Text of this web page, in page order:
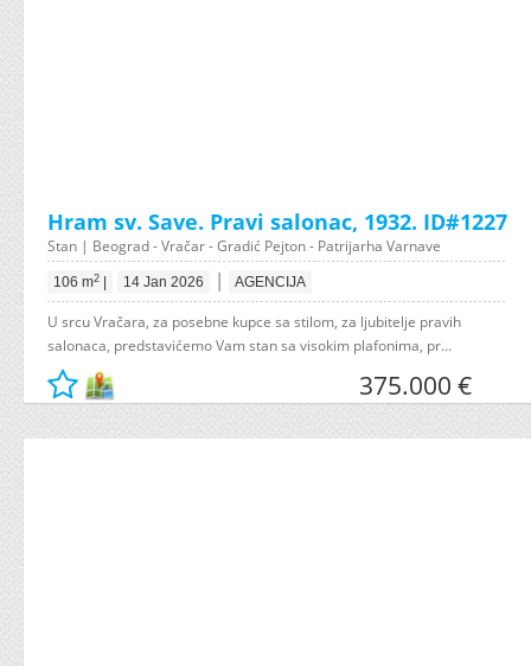
Hram sv. Save. Pravi salonac, 1932. ID#1227
Stan | Beograd - Vračar - Gradić Pejton - Patrijarha Varnave
106 m2 14 Jan 2026 | AGENCIJA
U srcu Vračara, za posebne kupce sa stilom, za ljubitelje pravih
salonaca, predstavićemo Vam stan sa visokim plafonima, pr...
375.000 €